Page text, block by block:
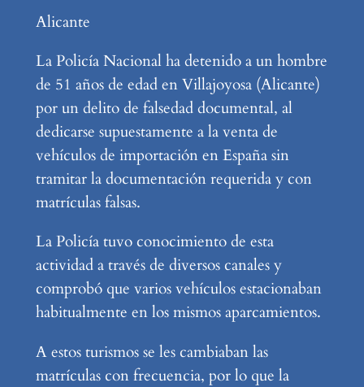
Alicante
La Policía Nacional ha detenido a un hombre
de 51 años de edad en Villajoyosa (Alicante)
por un delito de falsedad documental, al
dedicarse supuestamente a la venta de
vehículos de importación en España sin
tramitar la documentación requerida y con
matrículas falsas.
La Policía tuvo conocimiento de esta
actividad a través de diversos canales y
comprobó que varios vehículos estacionaban
habitualmente en los mismos aparcamientos.
A estos turismos se les cambiaban las
matrículas con frecuencia, por lo que la